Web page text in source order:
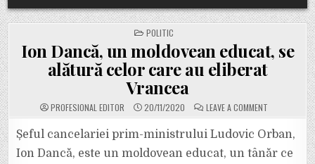
POSTED
IN
POLITIC
Ion Dancă, un moldovean educat, se
alătură celor care au eliberat
Vrancea
PROFESIONAL EDITOR 20/11/2020 LEAVE A COMMENT
ION
UN
MOLDOVEAN
EDUCAT,
SE
Șeful cancelariei prim-ministrului Ludovic Orban,
Ion Dancă, este un moldovean educat, un tânăr ce